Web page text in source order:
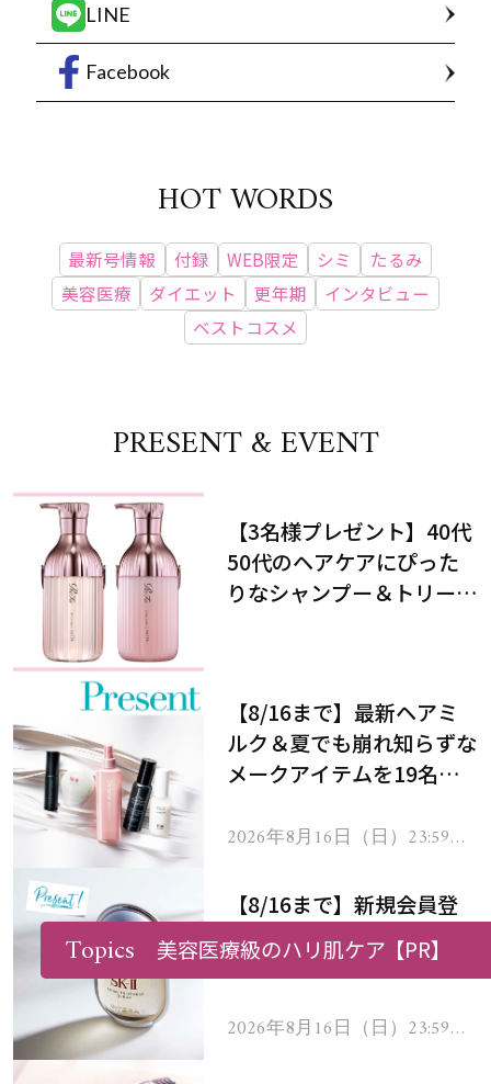
LINE
Facebook
HOT WORDS
最新号情報 付録 WEB限定 シミ
たるみ
美容医療
ダイエット 更年期
インタビュー
ベストコスメ
PRESENT & EVENT
【3名様プレゼント】40代
50代のヘアケアにぴった
りなシャンプー＆トリート
【8/16まで】最新ヘアミ
ルク＆夏でも崩れ知らずな
メークアイテムを19名様
2026年8月16日（日）23:59ま
【8/16まで】新規会員登
録をした方にSK-Ⅱの フェ
イシャル トリートメント
2026年8月16日（日）23:59ま
Topics 美容医療級のハリ肌ケア【PR】